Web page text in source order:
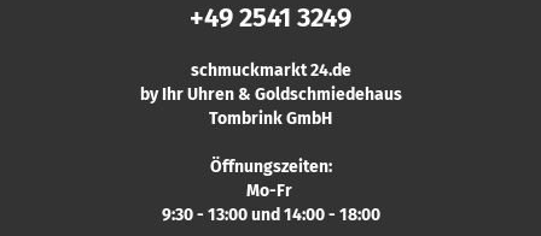
+49 2541 3249
schmuckmarkt 24.de
by Ihr Uhren & Goldschmiedehaus
Tombrink GmbH
Öffnungszeiten:
Mo-Fr
9:30 - 13:00 und 14:00 - 18:00